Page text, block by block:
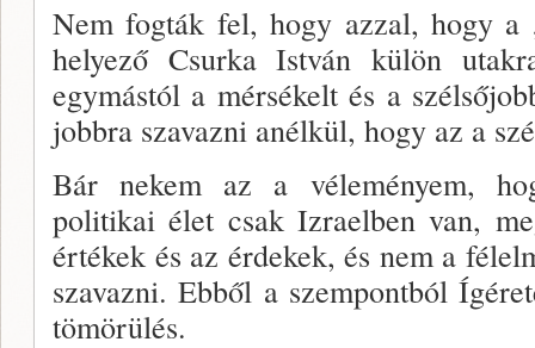
Nem fogták fel, hogy azzal, hogy a
helyező Csurka István külön
egymástól a mérsékelt és a
jobbra szavazni anélkül, hogy az a
Bár nekem az a véleményem,
politikai élet csak Iz­raelben van,
értékek és az érdekek, és nem a
szavaz­ni. Ebből a szempontból
tömörülés.